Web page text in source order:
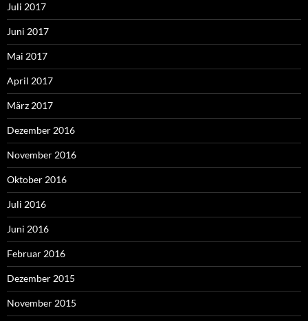
Juli 2017
Juni 2017
Mai 2017
April 2017
März 2017
Dezember 2016
November 2016
Oktober 2016
Juli 2016
Juni 2016
Februar 2016
Dezember 2015
November 2015